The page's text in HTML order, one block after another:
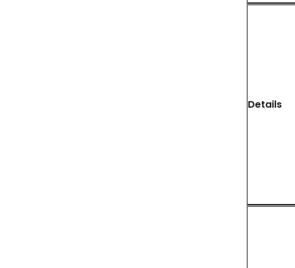
Details